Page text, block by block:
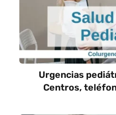
Urgencias
Centros,